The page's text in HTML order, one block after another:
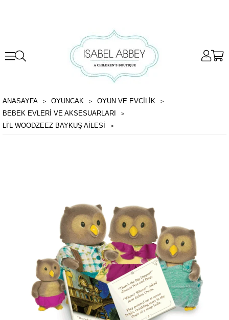
ANASAYFA OYUNCAK
OYUN VE EVCILIK
BEBEK EVLERI VE AKSESUARLARI
LI'L WOODZEEZ BAYKUŞ AILESI